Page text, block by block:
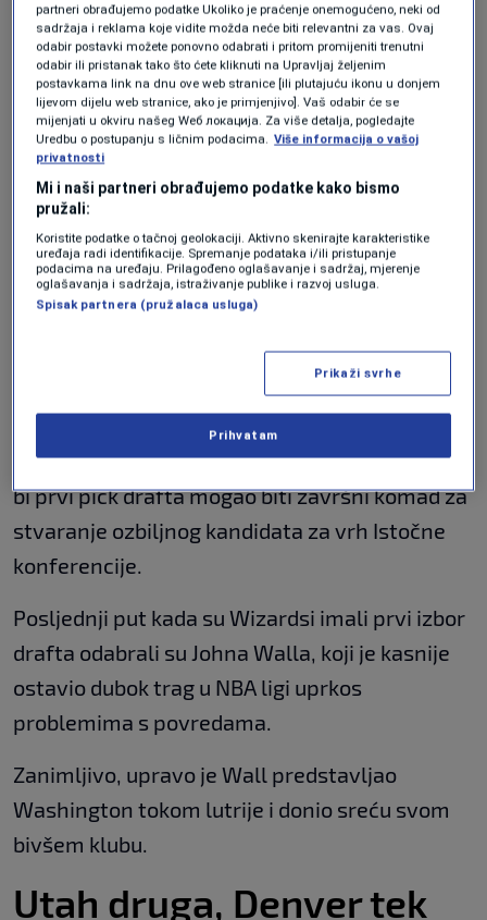
Pogledajte na koji način je Barca
srušila Real i stigla do novog naslova
prvaka (VIDEO)
NOGOMET 10. maj.
Barcelona je novi prvak Španije: Real
Madrid je pao u velikom El Clasicu
(FOTO + VIDEO)
Milan se umalo vratio sa -3, Sead
pobjednički tim
NOGOMET|10. maj.
Borac golom Karla Perića nanio
Širokom 14. uzastopni poraz u
10. maj.
Tu su još i talentovani Bilal Coulibaly, Kyshawn
George, Tre Johnson, kao i Tristan Vukčević, pa
bi prvi pick drafta mogao biti završni komad za
stvaranje ozbiljnog kandidata za vrh Istočne
konferencije.
Posljednji put kada su Wizardsi imali prvi izbor
drafta odabrali su Johna Walla, koji je kasnije
ostavio dubok trag u NBA ligi uprkos
problemima s povredama.
Zanimljivo, upravo je Wall predstavljao
Washington tokom lutrije i donio sreću svom
bivšem klubu.
Utah druga, Denver tek
partneri obrađujemo podatke Ukoliko je praćenje onemogućeno, neki od
sadržaja i reklama koje vidite možda neće biti relevantni za vas. Ovaj
odabir postavki možete ponovno odabrati i pritom promijeniti trenutni
odabir ili pristanak tako što ćete kliknuti na Upravljaj željenim
postavkama link na dnu ove web stranice [ili plutajuću ikonu u donjem
lijevom dijelu web stranice, ako je primjenjivo]. Vaš odabir će se
mijenjati u okviru našeg Wеб локација. Za više detalja, pogledajte
Uredbu o postupanju s ličnim podacima. Više informacija o vašoj
privatnosti
Mi i naši partneri obrađujemo podatke kako bismo
pružali:
Koristite podatke o tačnoj geolokaciji. Aktivno skenirajte karakteristike
uređaja radi identifikacije. Spremanje podataka i/ili pristupanje
podacima na uređaju. Prilagođeno oglašavanje i sadržaj, mjerenje
oglašavanja i sadržaja, istraživanje publike i razvoj usluga.
Spisak partnera (pružalaca usluga)
Prikaži svrhe
Prihvatam